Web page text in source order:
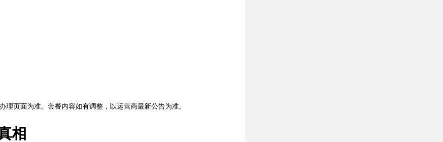
理页面为准。套餐内容如有调整，以运营商最新公告为准。
相